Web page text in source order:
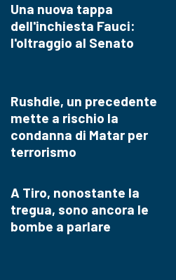
Una nuova tappa
dell'inchiesta Fauci:
l'oltraggio al Senato
Rushdie, un precedente
mette a rischio la
condanna di Matar per
terrorismo
A Tiro, nonostante la
tregua, sono ancora le
bombe a parlare